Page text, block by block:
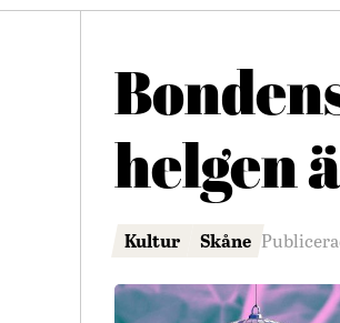
helgen
Kultur Skåne